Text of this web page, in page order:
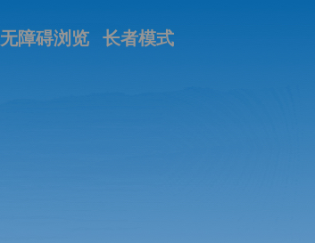
长者模式
无障碍浏览